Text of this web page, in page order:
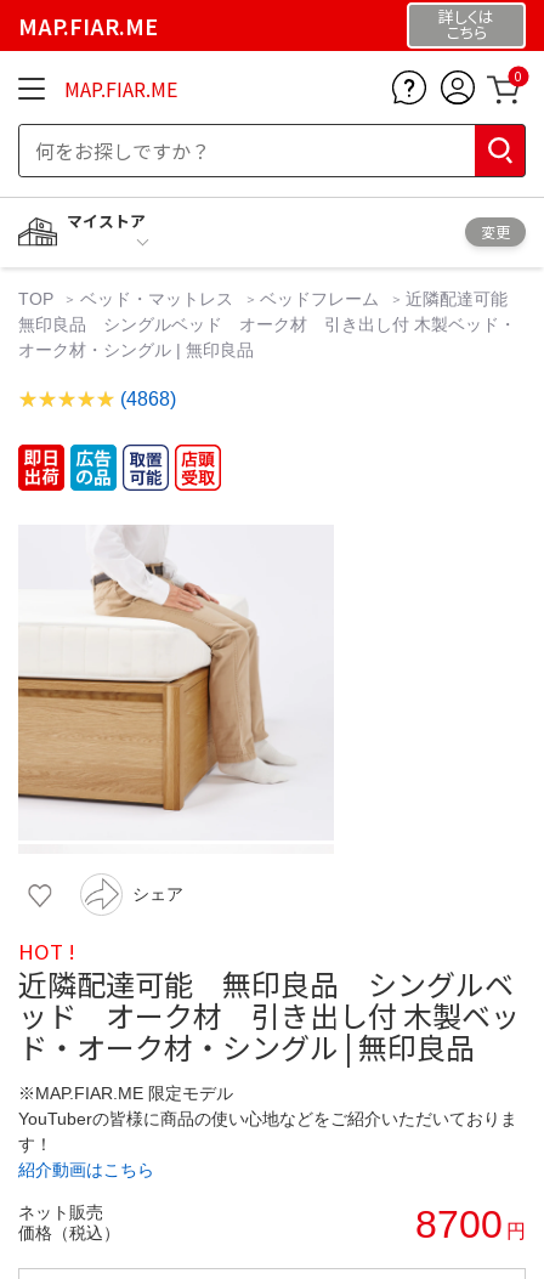
MAP.FIAR.ME 詳しくは
こちら
MAP.FIAR.ME 0
マイストア
変更
TOP ベッド・マットレス ベッドフレーム
近隣配達可能
無印良品 シングルベッド オーク材 引き出し付 木製ベッド・
オーク材・シングル | 無印良品
(4868)
シェア
HOT !
近隣配達可能 無印良品 シングルベ
ッド オーク材 引き出し付 木製ベッ
ド・オーク材・シングル | 無印良品
※MAP.FIAR.ME 限定モデル
YouTuberの皆様に商品の使い心地などをご紹介いただいておりま
す！
紹介動画はこちら
ネット販売
価格（税込）
8700 円